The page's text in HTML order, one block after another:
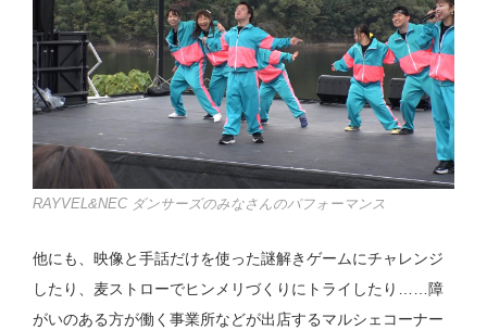
RAYVEL&NEC ダンサーズのみなさんのパフォーマンス
他にも、映像と手話だけを使った謎解きゲームにチャレンジ
したり、麦ストローでヒンメリづくりにトライしたり……障
がいのある方が働く事業所などが出店するマルシェコーナー